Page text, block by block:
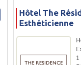
Hôtel The
Esthéticienne